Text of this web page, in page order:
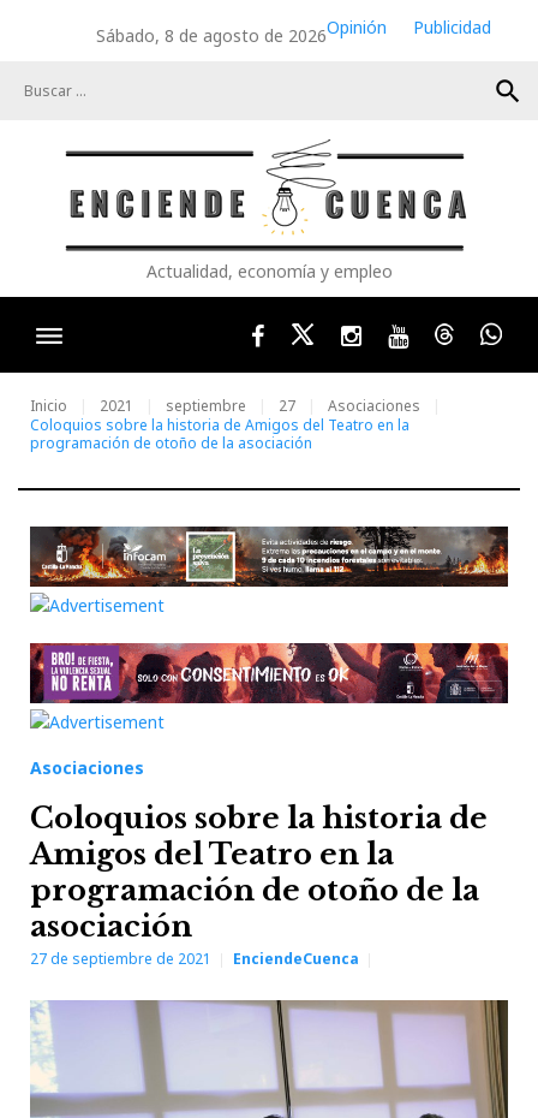
Sábado, 8 de agosto de 2026Opinión
Publicidad
search
Actualidad, economía y empleo
FacebookTwitterInstagram
YoutubeThreads
Inicio 2021 septiembre 27
Asociaciones
Coloquios sobre la historia de Amigos del Teatro en la
programación de otoño de la asociación
Asociaciones
Coloquios sobre la historia de
Amigos del Teatro en la
programación de otoño de la
asociación
27 de septiembre de 2021 EnciendeCuenca